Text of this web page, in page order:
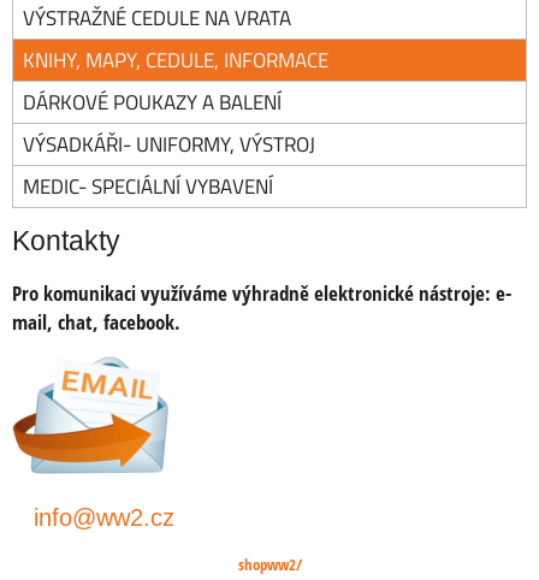
VÝSTRAŽNÉ CEDULE NA VRATA
KNIHY, MAPY, CEDULE, INFORMACE
DÁRKOVÉ POUKAZY A BALENÍ
VÝSADKÁŘI- UNIFORMY, VÝSTROJ
MEDIC- SPECIÁLNÍ VYBAVENÍ
Kontakty
Pro komunikaci využíváme výhradně elektronické nástroje: e-
mail, chat, facebook.
info@ww2.cz
shopww2/